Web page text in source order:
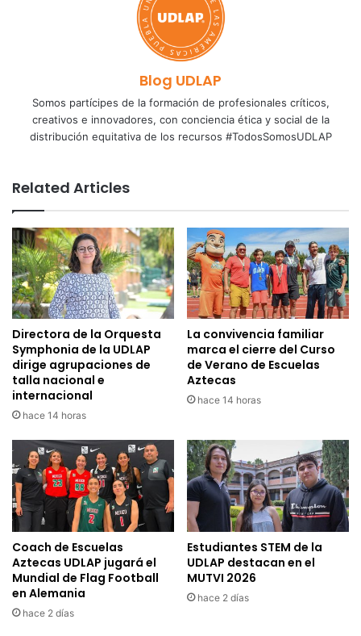
Blog UDLAP
Somos partícipes de la formación de profesionales críticos,
creativos e innovadores, con conciencia ética y social de la
distribución equitativa de los recursos #TodosSomosUDLAP
Related Articles
Directora de la Orquesta
Symphonia de la UDLAP
dirige agrupaciones de
talla nacional e
internacional
hace 14 horas
La convivencia familiar
marca el cierre del Curso
de Verano de Escuelas
Aztecas
hace 14 horas
Coach de Escuelas
Aztecas UDLAP jugará el
Mundial de Flag Football
en Alemania
hace 2 días
Estudiantes STEM de la
UDLAP destacan en el
MUTVI 2026
hace 2 días